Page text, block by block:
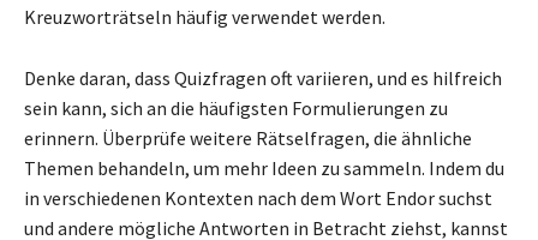
Kreuzworträtseln häufig verwendet werden.
Denke daran, dass Quizfragen oft variieren, und es hilfreich
sein kann, sich an die häufigsten Formulierungen zu
erinnern. Überprüfe weitere Rätselfragen, die ähnliche
Themen behandeln, um mehr Ideen zu sammeln. Indem du
in verschiedenen Kontexten nach dem Wort Endor suchst
und andere mögliche Antworten in Betracht ziehst, kannst